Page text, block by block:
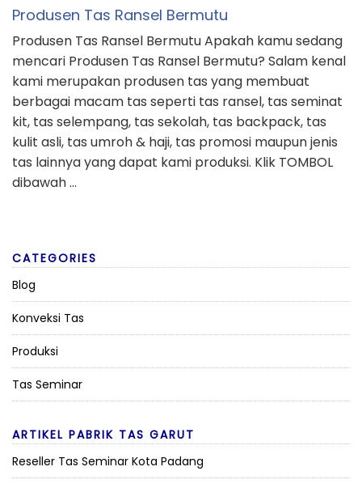
Produsen Tas Ransel Bermutu
Produsen Tas Ransel Bermutu Apakah kamu sedang
mencari Produsen Tas Ransel Bermutu? Salam kenal
kami merupakan produsen tas yang membuat
berbagai macam tas seperti tas ransel, tas seminat
kit, tas selempang, tas sekolah, tas backpack, tas
kulit asli, tas umroh & haji, tas promosi maupun jenis
tas lainnya yang dapat kami produksi. Klik TOMBOL
dibawah …
CATEGORIES
Blog
Konveksi Tas
Produksi
Tas Seminar
ARTIKEL PABRIK TAS GARUT
Reseller Tas Seminar Kota Padang